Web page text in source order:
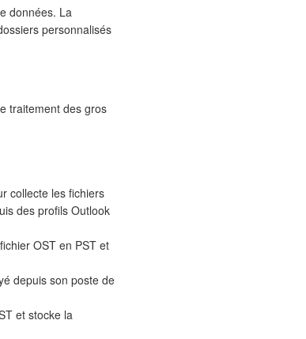
données. La
personnalisés
traitement des gros
collecte les fichiers
des profils Outlook
OST en PST et
depuis son poste de
et stocke la